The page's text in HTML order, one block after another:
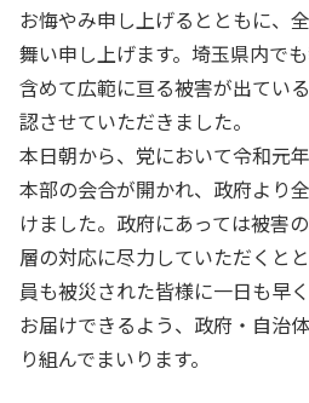
お悔やみ申し上げるとともに、
舞い申し上げます。埼玉県内で
含めて広範に亘る被害が出てい
認させていただきました。
本日朝から、党において令和元
本部の会合が開かれ、政府より
けました。政府にあっては被害
層の対応に尽力していただくと
員も被災された皆様に一日も早
お届けできるよう、政府・自治
り組んでまいります。